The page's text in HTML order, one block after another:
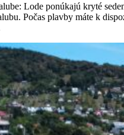
Lode ponúkajú kryté
Počas plavby máte k